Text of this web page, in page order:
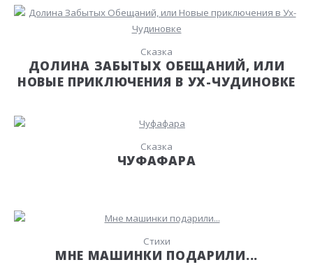
Сказка
ДОЛИНА ЗАБЫТЫХ ОБЕЩАНИЙ, ИЛИ
НОВЫЕ ПРИКЛЮЧЕНИЯ В УХ-ЧУДИНОВКЕ
Сказка
ЧУФАФАРА
Стихи
МНЕ МАШИНКИ ПОДАРИЛИ...